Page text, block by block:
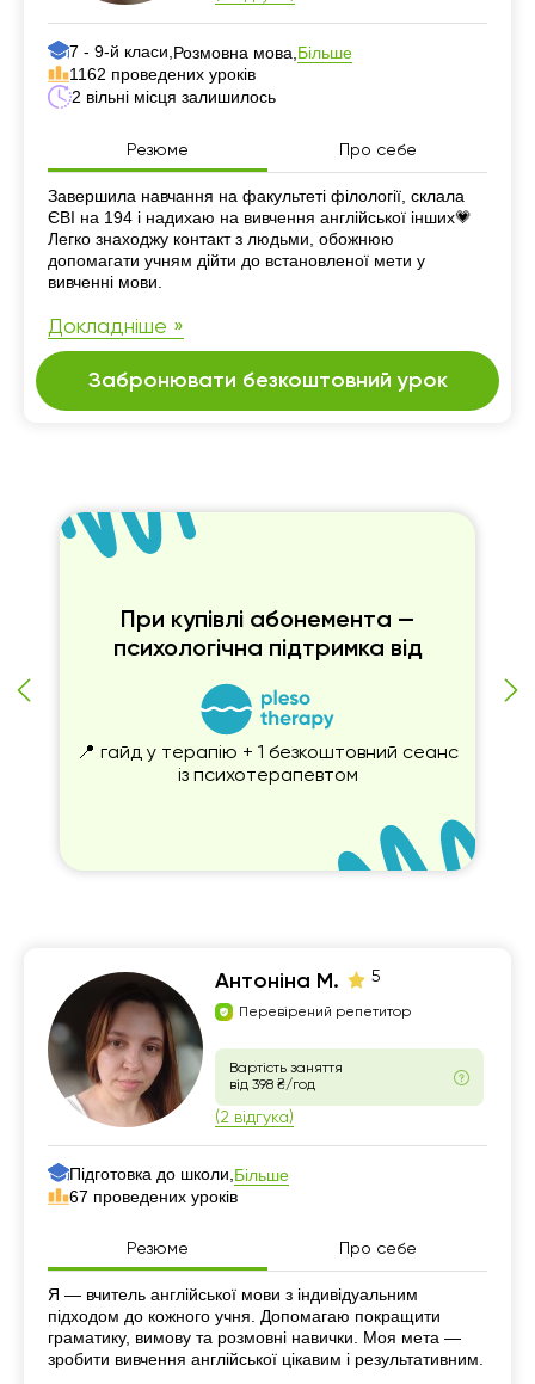
7 - 9-й класи, Розмовна мова, Більше
1162 проведених уроків
2 вільні місця залишилось
Резюме Про себе
Резюме
Завершила навчання на факультеті філології, склала
ЄВІ на 194 і надихаю на вивчення англійської інших💗
Легко знаходжу контакт з людьми, обожнюю
допомагати учням дійти до встановленої мети у
вивченні мови.
Докладніше »
Забронювати безкоштовний урок
При купівлі абонемента —
психологічна підтримка від
📍 гайд у терапію + 1 безкоштовний сеанс
із психотерапевтом
Антоніна М. 5
Перевірений репетитор
Вартість заняття
від 398 ₴/год
(2 відгука)
Підготовка до школи, Більше
67 проведених уроків
Резюме Про себе
Резюме
Я — вчитель англійської мови з індивідуальним
підходом до кожного учня. Допомагаю покращити
граматику, вимову та розмовні навички. Моя мета —
зробити вивчення англійської цікавим і результативним.